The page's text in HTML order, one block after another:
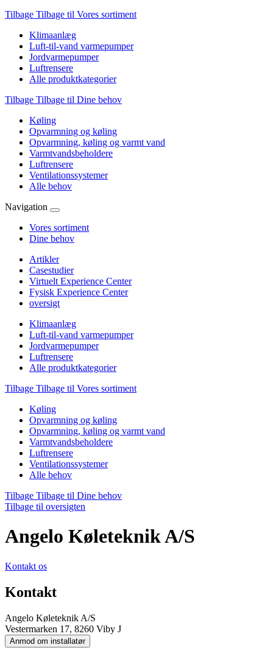
Tilbage Tilbage til Vores sortiment
Klimaanlæg
Luft-til-vand varmepumper
Jordvarmepumper
Luftrensere
Alle produktkategorier
Tilbage Tilbage til Dine behov
Køling
Opvarmning og køling
Opvarmning, køling og varmt vand
Varmtvandsbeholdere
Luftrensere
Ventilationssystemer
Alle behov
Navigation
Vores sortiment
Dine behov
Artikler
Casestudier
Virtuelt Experience Center
Fysisk Experience Center
oversigt
Klimaanlæg
Luft-til-vand varmepumper
Jordvarmepumper
Luftrensere
Alle produktkategorier
Tilbage Tilbage til Vores sortiment
Køling
Opvarmning og køling
Opvarmning, køling og varmt vand
Varmtvandsbeholdere
Luftrensere
Ventilationssystemer
Alle behov
Tilbage Tilbage til Dine behov
Tilbage til oversigten
Angelo Køleteknik A/S
Kontakt os
Kontakt
Angelo Køleteknik A/S
Vestermarken 17, 8260 Viby J
Anmod om installatør